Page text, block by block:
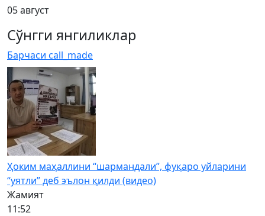
05 август
Сўнгги янгиликлар
Барчаси call_made
Ҳоким маҳаллини “шармандали”, фуқаро уйларини
“уятли” деб эълон қилди (видео)
Жамият
11:52